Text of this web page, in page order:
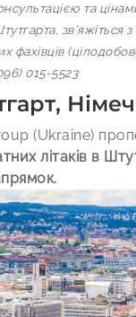
та
фахівців
015-5523
(Ukraine)
літаків в